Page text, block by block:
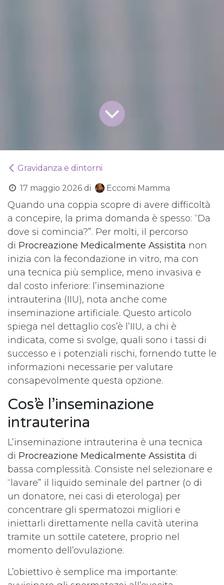
Gravidanza e dintorni
17 maggio 2026 di Eccomi Mamma
Quando una coppia scopre di avere difficoltà
a concepire, la prima domanda è spesso: “Da
dove si comincia?”. Per molti, il percorso
di Procreazione Medicalmente Assistita non
inizia con la fecondazione in vitro, ma con
una tecnica più semplice, meno invasiva e
dal costo inferiore: l’inseminazione
intrauterina (IIU), nota anche come
inseminazione artificiale. Questo articolo
spiega nel dettaglio cos’è l’IIU, a chi è
indicata, come si svolge, quali sono i tassi di
successo e i potenziali rischi, fornendo tutte le
informazioni necessarie per valutare
consapevolmente questa opzione.
Cos’è l’inseminazione
intrauterina
L’inseminazione intrauterina è una tecnica
di Procreazione Medicalmente Assistita di
bassa complessità. Consiste nel selezionare e
“lavare” il liquido seminale del partner (o di
un donatore, nei casi di eterologa) per
concentrare gli spermatozoi migliori e
iniettarli direttamente nella cavità uterina
tramite un sottile catetere, proprio nel
momento dell’ovulazione.
L’obiettivo è semplice ma importante: